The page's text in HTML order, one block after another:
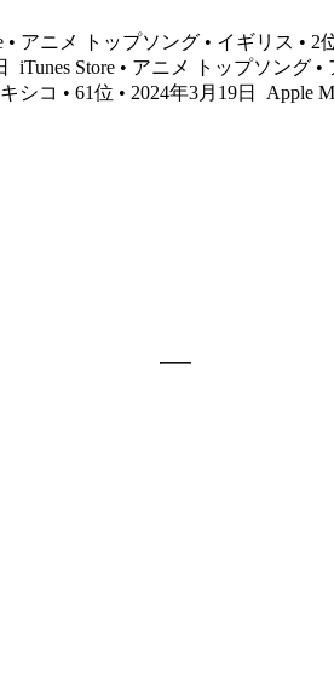
• アニメ トップソング • イギリス • 2
iTunes Store • アニメ トップソング •
シコ • 61位 • 2024年3月19日 Apple